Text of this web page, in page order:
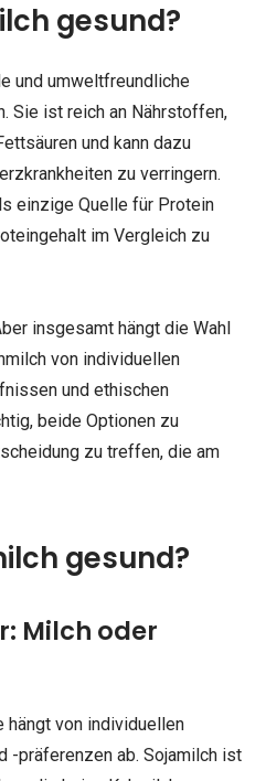
gesund?
und umweltfreundliche
Sie ist reich an Nährstoffen,
und kann dazu
zu verringern.
einzige Quelle für Protein
im Vergleich zu
insgesamt hängt die Wahl
von individuellen
und ethischen
beide Optionen zu
zu treffen, die am
gesund?
Milch oder
hängt von individuellen
-präferenzen ab. Sojamilch ist